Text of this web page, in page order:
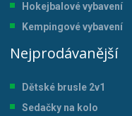
Hokejbalové vybavení
Kempingové vybavení
Nejprodávanější
Dětské brusle 2v1
Sedačky na kolo